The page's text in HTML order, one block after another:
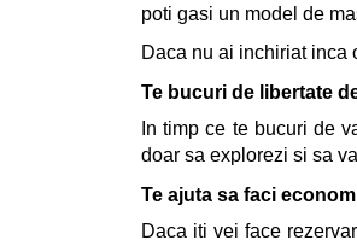
poti gasi un model de
Daca nu ai inchiriat inca
Te bucuri de libertate
In timp ce te bucuri de
doar sa explorezi si sa
Te ajuta sa faci
Daca iti vei face